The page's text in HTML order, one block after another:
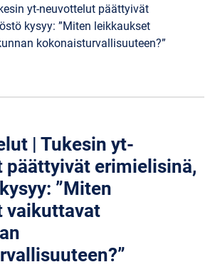
yt-neuvottelut päättyivät
kysyy: ”Miten leikkaukset
kokonaisturvallisuuteen?”
| Tukesin yt-
päättyivät erimielisinä,
”Miten
vaikuttavat